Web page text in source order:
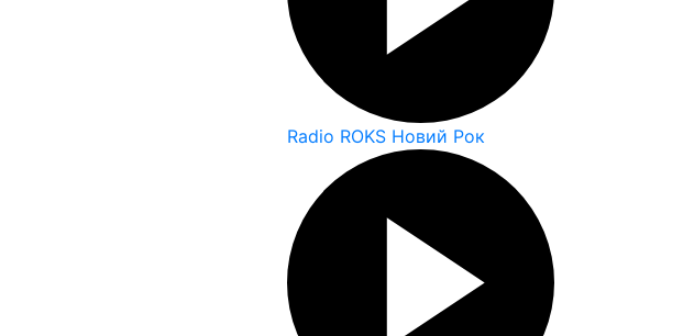
Radio ROKS Новий Рок